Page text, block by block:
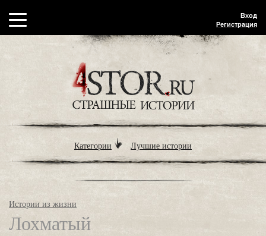
Вход
Регистрация
Категории Лучшие истории
Истории из жизни
Лохматый